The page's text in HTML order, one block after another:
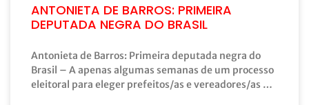
ANTONIETA DE BARROS: PRIMEIRA
DEPUTADA NEGRA DO BRASIL
Antonieta de Barros: Primeira deputada negra do
Brasil – A apenas algumas semanas de um processo
eleitoral para eleger prefeitos/as e vereadores/as …